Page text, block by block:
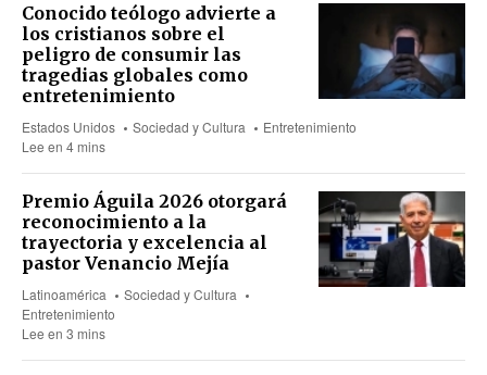
Conocido teólogo advierte a
los cristianos sobre el
peligro de consumir las
tragedias globales como
entretenimiento
Estados Unidos Sociedad y Cultura
Entretenimiento
Lee en 4 mins
Premio Águila 2026 otorgará
reconocimiento a la
trayectoria y excelencia al
pastor Venancio Mejía
Latinoamérica
Sociedad y Cultura
Entretenimiento
Lee en 3 mins